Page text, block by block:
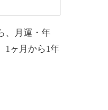
よね。07:54
10:40
、月運・年
1ヶ月から1年